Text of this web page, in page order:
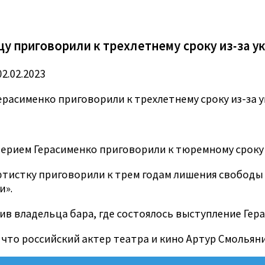
приговорили к трехлетнему сроку из-за
приговорили к трехлетнему сроку из-за
Герасименко приговорили к тюремному
приговорили к трем годам лишения
владельца бара, где состоялось выступление
российский актер театра и кино Артур